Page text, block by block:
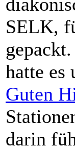
SELK,
hatte
Guten
darin